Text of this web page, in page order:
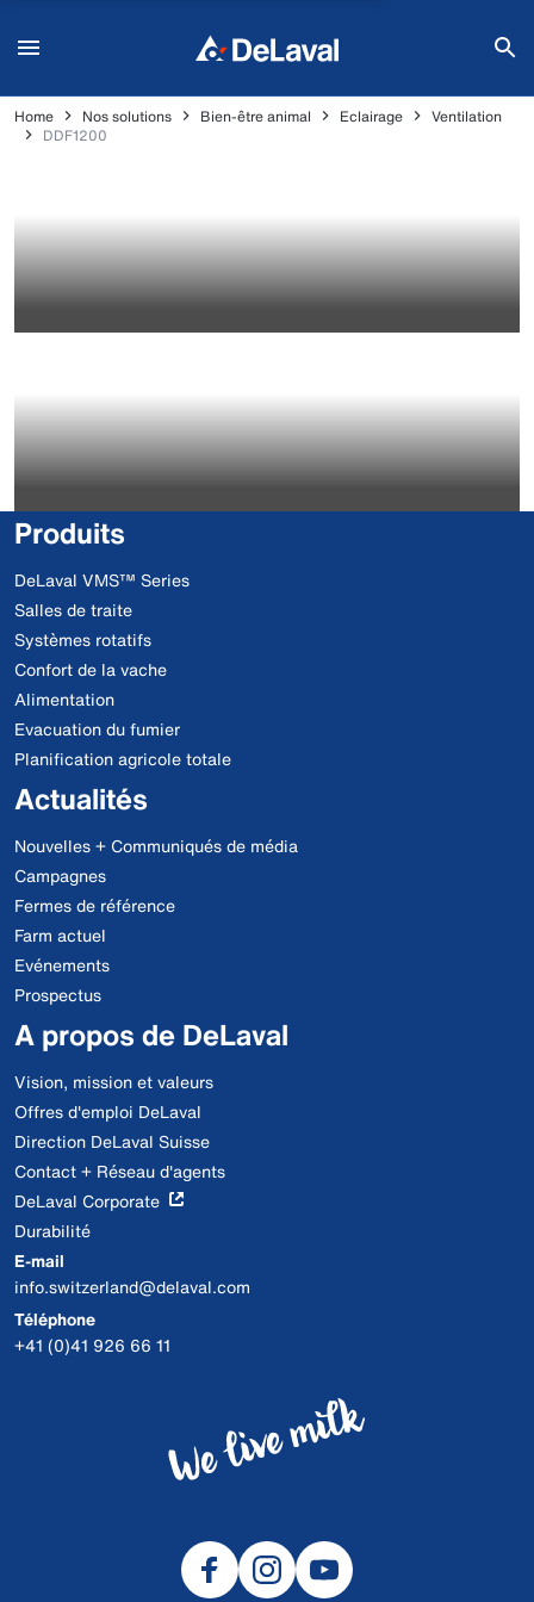
Home Nos solutions Bien-être animal Eclairage
Ventilation
DDF1200
Produits
DeLaval VMS™ Series
Salles de traite
Systèmes rotatifs
Confort de la vache
Alimentation
Evacuation du fumier
Planification agricole totale
Actualités
Nouvelles + Communiqués de média
Campagnes
Fermes de référence
Farm actuel
Evénements
Prospectus
A propos de DeLaval
Vision, mission et valeurs
Offres d'emploi DeLaval
Direction DeLaval Suisse
Contact + Réseau d'agents
DeLaval Corporate
Durabilité
E-mail
info.switzerland@delaval.com
Téléphone
+41 (0)41 926 66 11